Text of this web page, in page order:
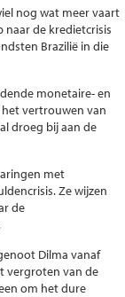
nog wat meer vaart
de kredietcrisis
Brazilië in die
monetaire- en
vertrouwen van
droeg bij aan de
met
Ze wijzen
de
Dilma vanaf
vergroten van de
om het dure